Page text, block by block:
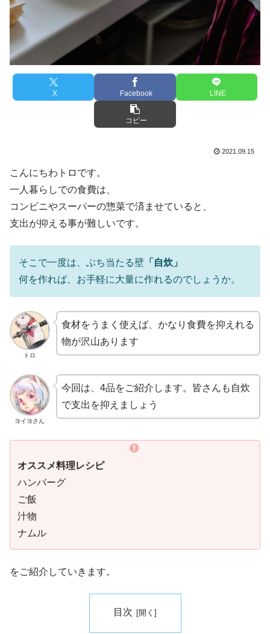
X Facebook LINE
コピー
2021.09.15
こんにちわトロです。
一人暮らしでの食費は、
コンビニやスーパーの惣菜で済ませていると、
支出が抑える事が難しいです。
そこで一度は、ぶち当たる壁 「自炊」
何を作れば、お手軽に大量に作れるのでしょうか。
トロ
食材をうまく使えば、かなり食費を抑えれる
物が沢山あります
ヨイヨさん
今回は、4品をご紹介します。皆さんも自炊
で支出を抑えましょう
オススメ料理レシピ
ハンバーグ
ご飯
汁物
ナムル
をご紹介していきます。
目次